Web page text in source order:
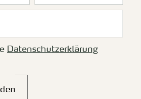
Datenschutzerklärung